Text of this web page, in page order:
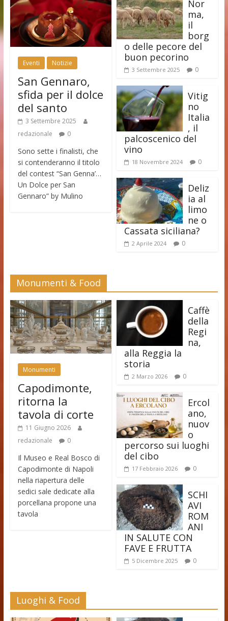
Eventi Notizie
San Gennaro,
sfida per il dolce
del santo
3 Settembre 2025
redazionale
0
Sono sette i finalisti, che
si contenderanno il titolo
del contest “San Genna’…
Un Dolce per San
Gennaro” by Mulino
Nor
ma,
il
borg
o delle pecore del
buon pecorino
3 Settembre 2025 0
Vitig
no
Italia
, il
palcoscenico del
vino
18 Novembre 2024 0
Deliz
ia al
limo
ne o
Cassata siciliana?
2 Aprile 2024 0
Monumenti & Food
Monumenti
Capodimonte,
ritorna la
tavola di corte
11 Giugno 2026
redazionale
0
Il Museo e Real Bosco di
Capodimonte di Napoli
nella riapertura delle
sedici sale dedicate alla
porcellana propone una
tavola
Caffè
della
Regi
na,
alla Reggia la
storia
2 Marzo 2026 0
Ercol
ano,
nuov
o
percorso sui luoghi
del cibo
17 Febbraio 2026 0
SCHI
AVI
ROM
ANI
IN SALUTE CON
FAVE E FRUTTA
5 Dicembre 2025 0
Luoghi & Food